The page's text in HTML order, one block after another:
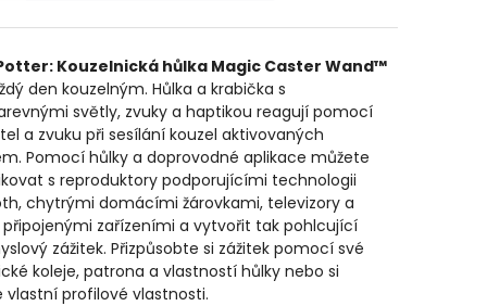
Kouzelnická hůlka Magic Caster Wand™
den kouzelným. Hůlka a krabička s
světly, zvuky a haptikou reagují pomocí
a zvuku při sesílání kouzel aktivovaných
Pomocí hůlky a doprovodné aplikace můžete
s reproduktory podporujícími technologii
chytrými domácími žárovkami, televizory a
zařízeními a vytvořit tak pohlcující
zážitek. Přizpůsobte si zážitek pomocí své
koleje, patrona a vlastností hůlky nebo si
vlastní profilové vlastnosti.